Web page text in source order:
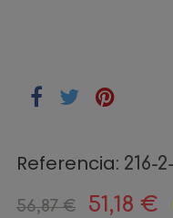
Referencia: 216-
56,87 € 51,18 €